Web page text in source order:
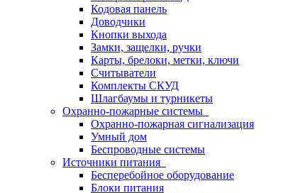
Кодовая панель
Доводчики
Кнопки выхода
Замки, защелки, ручки
Карты, брелоки, метки, ключи
Считыватели
Комплекты СКУД
Шлагбаумы и турникеты
Охранно-пожарные системы
Охранно-пожарная сигнализация
Умный дом
Беспроводные системы
Источники питания
Бесперебойное оборудование
Блоки питания